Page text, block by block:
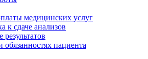
медицинских услуг
к сдаче анализов
обязанностях пациента